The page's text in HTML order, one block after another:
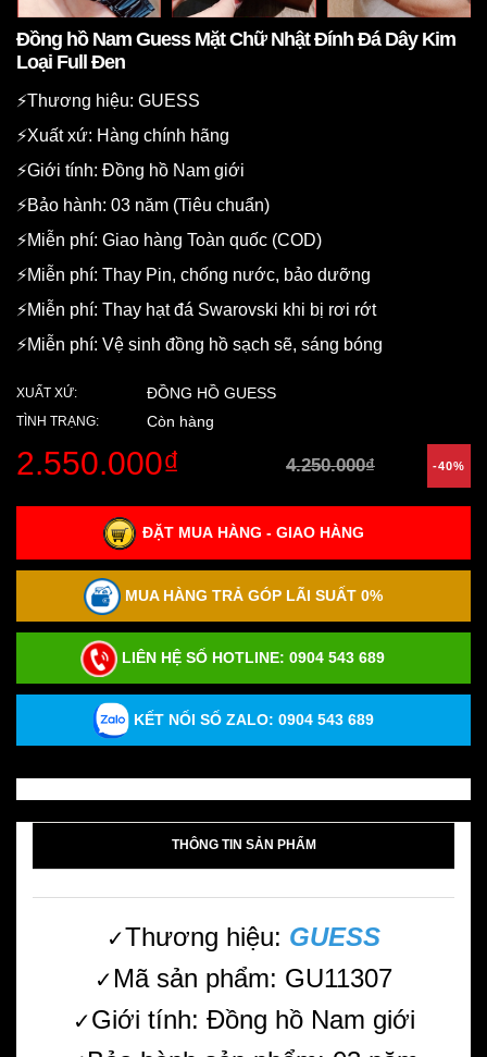
Đồng hồ Nam Guess Mặt Chữ Nhật Đính Đá Dây Kim
Loại Full Đen
⚡️Thương hiệu: GUESS
⚡️Xuất xứ: Hàng chính hãng
⚡️Giới tính: Đồng hồ Nam giới
⚡️Bảo hành: 03 năm (Tiêu chuẩn)
⚡️Miễn phí: Giao hàng Toàn quốc (COD)
⚡️Miễn phí: Thay Pin, chống nước, bảo dưỡng
⚡️Miễn phí: Thay hạt đá Swarovski khi bị rơi rớt
⚡️Miễn phí: Vệ sinh đồng hồ sạch sẽ, sáng bóng
XUẤT XỨ: ĐỒNG HỒ GUESS
TÌNH TRẠNG: Còn hàng
2.550.000₫ 4.250.000₫ -40%
ĐẶT MUA HÀNG - GIAO HÀNG
MUA HÀNG TRẢ GÓP LÃI SUẤT 0%
LIÊN HỆ SỐ HOTLINE: 0904 543 689
KẾT NỐI SỐ ZALO: 0904 543 689
THÔNG TIN SẢN PHẨM
✓Thương hiệu: GUESS
✓ Mã sản phẩm: GU11307
✓Giới tính: Đồng hồ Nam giới